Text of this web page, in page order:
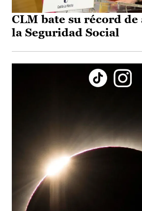
CLM bate su récord
la Seguridad Social